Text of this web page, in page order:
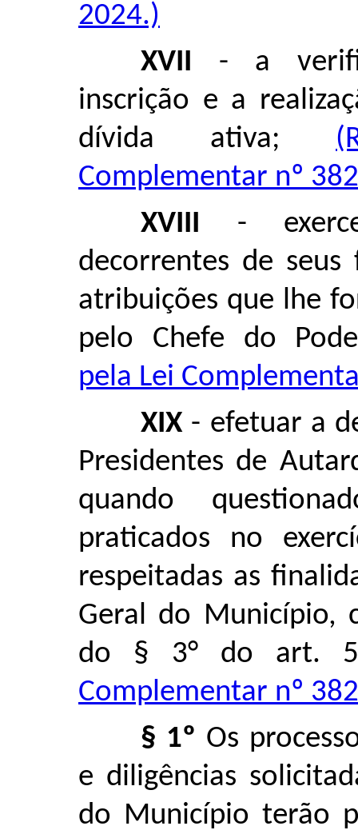
2024.)
XVII - a
inscrição e a
dívida ativa;
Complementar nº
XVIII -
decorrentes de
atribuições que lhe
pelo Chefe do
pela Lei
XIX- efetuar a
Presidentes de
quando
praticados no
respeitadas as
Geral do Município,
do § 3° do art.
Complementar nº
§ 1º Os
e diligências
do Município terão